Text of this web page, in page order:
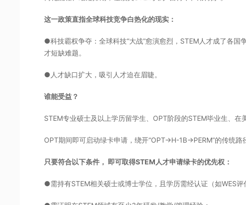
这一政策直指全球科技竞争白热化的现实：
●科技霸权争夺：全球科技“大战”愈演愈烈，STEM人才成了各国
才短缺难题。
●人才缺口扩大，吸引人才迫在眉睫。
谁能受益？
STEM专业硕士及以上学历留学生、OPT阶段的STEM毕业生、在
OPT期间即可启动绿卡申请，绕开“OPT→H-1B→PERM”的传统路
只要符合以下条件， 即可取得STEM人才申请绿卡的优先权：
●需持有STEM相关硕士或博士学位，且学历需经认证（如WES评